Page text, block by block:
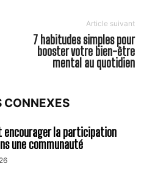
Article suivant
7 habitudes simples pour
booster votre bien-être
mental au quotidien
CONNEXES
encourager la participation
une communauté